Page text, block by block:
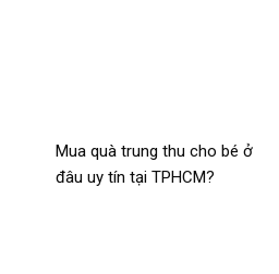
Mua quà trung thu cho bé ở
đâu uy tín tại TPHCM?